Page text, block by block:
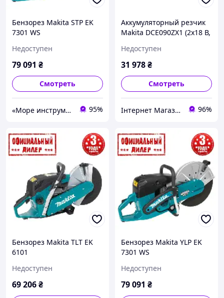
Бензорез Makita STP EK
7301 WS
Недоступен
79 091 ₴
Смотреть
«Море инструментов» 95%
Аккумуляторный резчик
Makita DCE090ZX1 (2х18 В,
Недоступен
31 978₴
Смотреть
Інтернет Магазин Ebosh 96%
Бензорез Makita TLT EK
6101
Недоступен
69 206₴
Бензорез Makita YLP EK
7301 WS
Недоступен
79 091 ₴